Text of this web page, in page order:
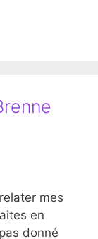
mes
en
donné